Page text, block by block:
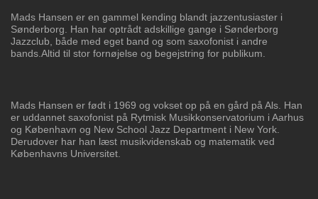
Mads Hansen er en gammel kending blandt jazzentusiaster i
Sønderborg. Han har optrådt adskillige gange i Sønderborg
Jazzclub, både med eget band og som saxofonist i andre
bands.Altid til stor fornøjelse og begejstring for publikum.
Mads Hansen er født i 1969 og vokset op på en gård på Als. Han
er uddannet saxofonist på Rytmisk Musikkonservatorium i Aarhus
og København og New School Jazz Department i New York.
Derudover har han læst musikvidenskab og matematik ved
Københavns Universitet.